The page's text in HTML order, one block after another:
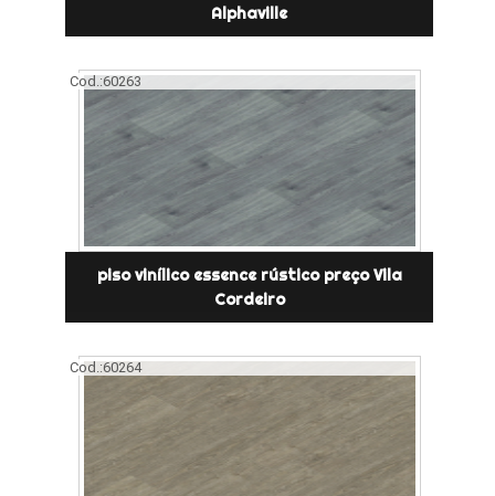
Alphaville
Cod.:60263
piso vinílico essence rústico preço Vila
Cordeiro
Cod.:60264